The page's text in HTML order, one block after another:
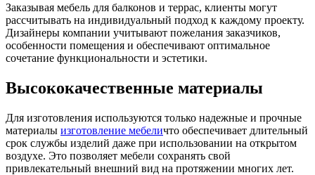
Заказывая мебель для балконов и террас, клиенты могут
рассчитывать на индивидуальный подход к каждому проекту.
Дизайнеры компании учитывают пожелания заказчиков,
особенности помещения и обеспечивают оптимальное
сочетание функциональности и эстетики.
Высококачественные материалы
Для изготовления используются только надежные и прочные
материалы изготовление мебеличто обеспечивает длительный
срок службы изделий даже при использовании на открытом
воздухе. Это позволяет мебели сохранять свой
привлекательный внешний вид на протяжении многих лет.